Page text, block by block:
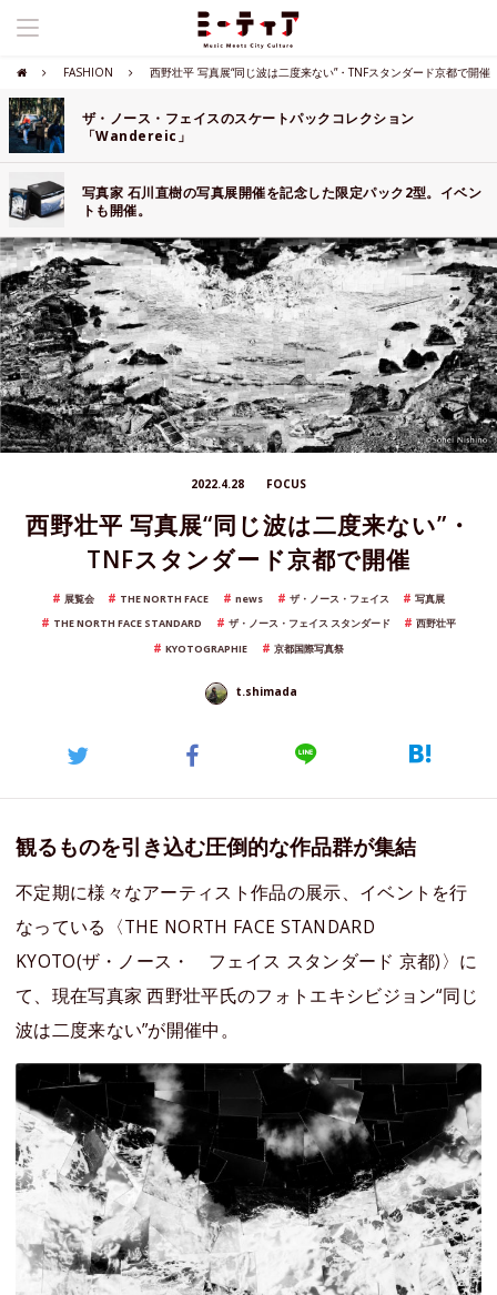
FASHION 西野壮平 写真展“同じ波は二度来ない”・TNFスタンダード京都で開催
ザ・ノース・フェイスのスケートパックコレクション
「Wandereic」
写真家 石川直樹の写真展開催を記念した限定パック2型。イベン
トも開催。
2022.4.28 FOCUS
西野壮平 写真展“同じ波は二度来ない”・
TNFスタンダード京都で開催
展覧会 THE NORTH FACE news ザ・ノース・フェイス
写真展
THE NORTH FACE STANDARD
ザ・ノース・フェイス スタンダード
西野壮平
KYOTOGRAPHIE
京都国際写真祭
t.shimada
観るものを引き込む圧倒的な作品群が集結
不定期に様々なアーティスト作品の展示、イベントを行
なっている〈THE NORTH FACE STANDARD
KYOTO(ザ・ノース・ フェイス スタンダード 京都)〉に
て、現在写真家 西野壮平氏のフォトエキシビジョン“同じ
波は二度来ない”が開催中。